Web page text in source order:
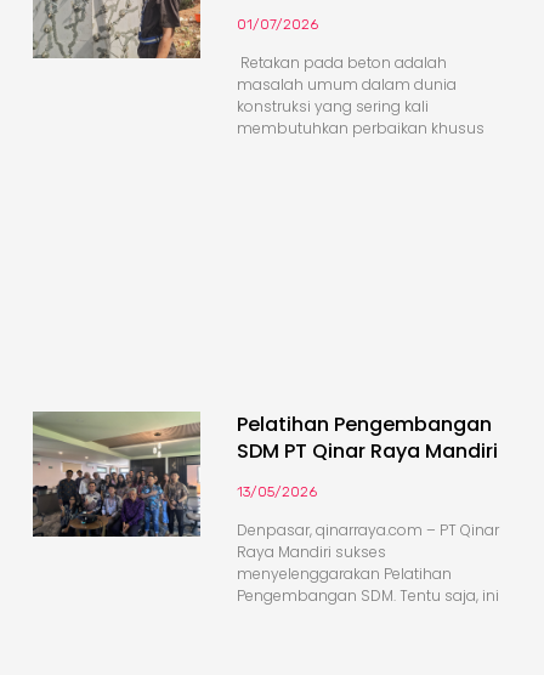
01/07/2026
Retakan pada beton adalah
masalah umum dalam dunia
konstruksi yang sering kali
membutuhkan perbaikan khusus
Pelatihan Pengembangan
SDM PT Qinar Raya Mandiri
13/05/2026
Denpasar, qinarraya.com – PT Qinar
Raya Mandiri sukses
menyelenggarakan Pelatihan
Pengembangan SDM. Tentu saja, ini